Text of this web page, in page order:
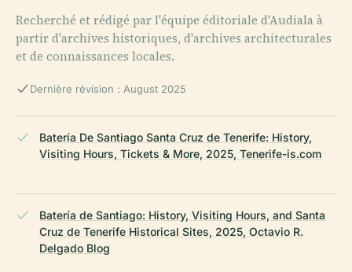
Recherché et rédigé par l'équipe éditoriale d'Audiala à
partir d'archives historiques, d'archives architecturales
et de connaissances locales.
Dernière révision : August 2025
Batería De Santiago Santa Cruz de Tenerife: History,
Visiting Hours, Tickets & More, 2025, Tenerife-is.com
Batería de Santiago: History, Visiting Hours, and Santa
Cruz de Tenerife Historical Sites, 2025, Octavio R.
Delgado Blog